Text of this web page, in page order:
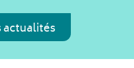
actualités